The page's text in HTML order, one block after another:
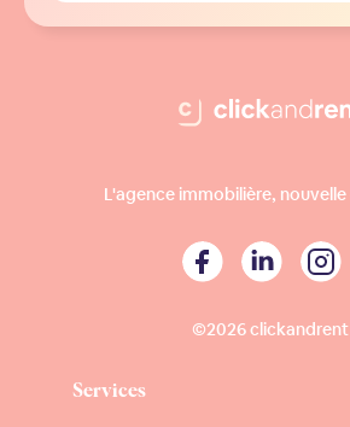
L'agence immobilière,
©2026 clickandrent
Services